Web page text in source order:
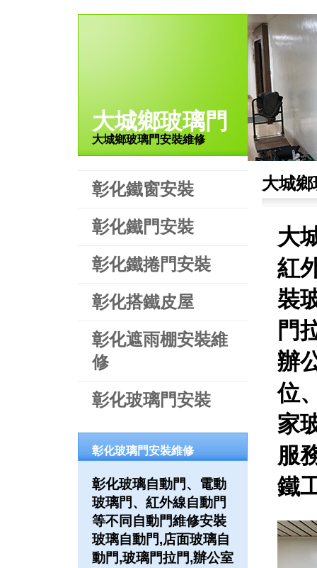
大城鄉玻璃門
大城鄉玻璃門安裝維修
彰化鐵窗安裝
彰化鐵門安裝
彰化鐵捲門安裝
彰化搭鐵皮屋
彰化遮雨棚安裝維
修
彰化玻璃門安裝
彰化玻璃門安裝維修
彰化玻璃自動門、電動
玻璃門、紅外線自動門
等不同自動門維修安裝
玻璃自動門,店面玻璃自
動門,玻璃門拉門,辦公室
大城
大
紅
裝
門
辦
位
家
服
鐵